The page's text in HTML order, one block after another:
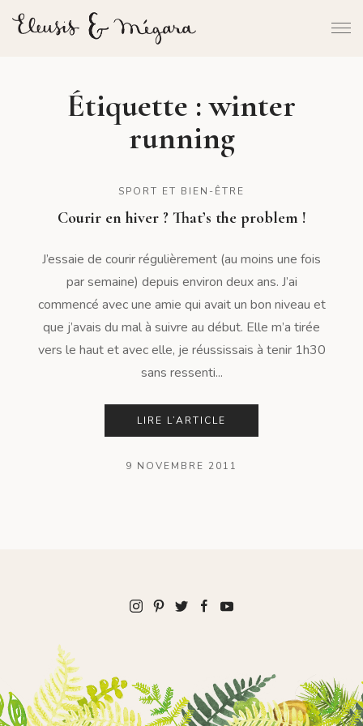
Étiquette :winter
running
SPORT ET BIEN-ÊTRE
Courir en hiver ? That’s the problem !
J’essaie de courir régulièrement (au moins une fois
par semaine) depuis environ deux ans. J’ai
commencé avec une amie qui avait un bon niveau et
que j’avais du mal à suivre au début. Elle m’a tirée
vers le haut et avec elle, je réussissais à tenir 1h30
sans ressenti...
LIRE L’ARTICLE
9 NOVEMBRE 2011